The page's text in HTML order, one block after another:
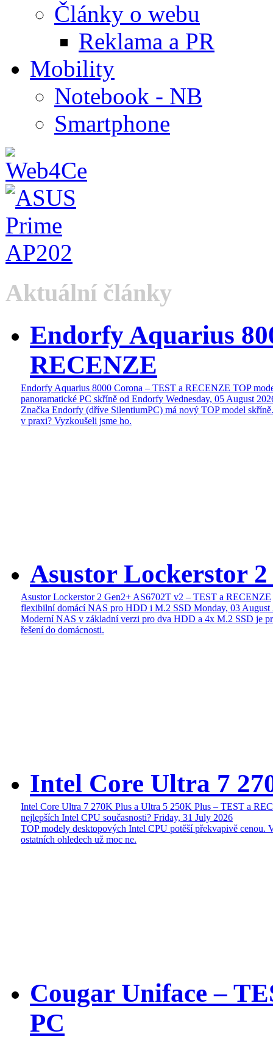
Články o webu
Reklama a PR
Mobility
Notebook - NB
Smartphone
Aktuální články
Endorfy Aquarius
RECENZE
Endorfy Aquarius 8000 Corona – TEST a RECENZE TOP
panoramatické PC skříně od Endorfy Wednesday, 05 August
Značka Endorfy (dříve SilentiumPC) má nový TOP model
v praxi? Vyzkoušeli jsme ho.
Asustor Lockerstor
Asustor Lockerstor 2 Gen2+ AS6702T v2 – TEST a RECENZE
flexibilní domácí NAS pro HDD i M.2 SSD Monday, 03 August
Moderní NAS v základní verzi pro dva HDD a 4x M.2 SSD je
řešení do domácnosti.
Intel Core Ultra 7
Intel Core Ultra 7 270K Plus a Ultra 5 250K Plus – TEST a
nejlepších Intel CPU současnosti? Friday, 31 July 2026
TOP modely desktopových Intel CPU potěší překvapivě cenou.
ostatních ohledech už moc ne.
Cougar Uniface –
PC